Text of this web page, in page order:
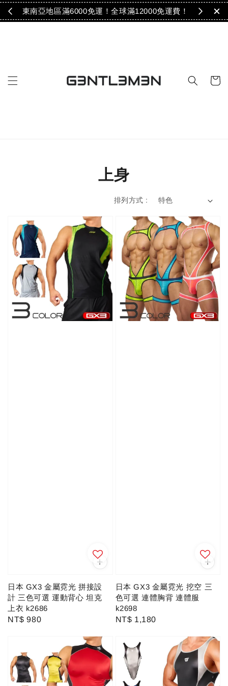
！ 東南亞地區滿6000免運！全球滿12000免運費！
上身
排列方式 :
日本 GX3 金屬霓光 拼接設
計 三色可選 運動背心 坦克
上衣 k2686
Regular
NT$ 980
日本 GX3 金屬霓光 挖空 三
色可選 連體胸背 連體服
k2698
Regular
NT$ 1,180